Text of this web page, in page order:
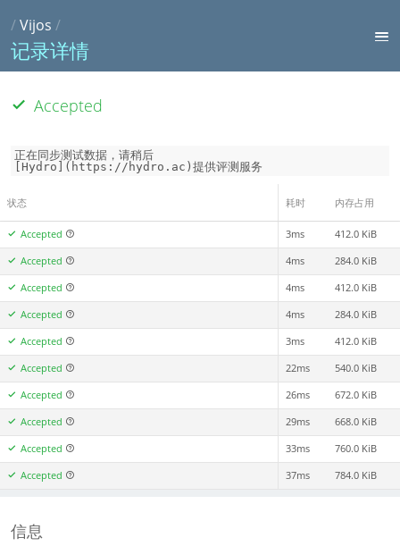
/Vijos /
记录详情
Accepted
正在同步测试数据，请稍后
[Hydro](https://hydro.ac)提供评测服务
状态 耗时 内存占用
Accepted 3ms 412.0 KiB
Accepted 4ms 284.0 KiB
Accepted 4ms 412.0 KiB
Accepted 4ms 284.0 KiB
Accepted 3ms 412.0 KiB
Accepted 22ms 540.0 KiB
Accepted 26ms 672.0 KiB
Accepted 29ms 668.0 KiB
Accepted 33ms 760.0 KiB
Accepted 37ms 784.0 KiB
信息